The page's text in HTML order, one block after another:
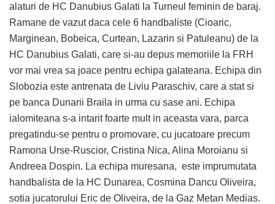
alaturi de HC Danubius Galati la Turneul feminin de baraj.
Ramane de vazut daca cele 6 handbaliste (Cioaric,
Marginean, Bobeica, Curtean, Lazarin si Patuleanu) de la
HC Danubius Galati, care si-au depus memoriile la FRH
vor mai vrea sa joace pentru echipa galateana. Echipa din
Slobozia este antrenata de Liviu Paraschiv, care a stat si
pe banca Dunarii Braila in urma cu sase ani. Echipa
ialomiteana s-a intarit foarte mult in aceasta vara, parca
pregatindu-se pentru o promovare, cu jucatoare precum
Ramona Urse-Ruscior, Cristina Nica, Alina Moroianu si
Andreea Dospin. La echipa muresana, este imprumutata
handbalista de la HC Dunarea, Cosmina Dancu Oliveira,
sotia jucatorului Eric de Oliveira, de la Gaz Metan Medias.